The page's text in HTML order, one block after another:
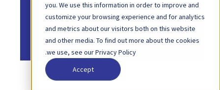
you. We use this information in order to improve and
customize your browsing experience and for analytics
and metrics about our visitors both on this website
and other media. To find out more about the cookies
we use, see our Privacy Policy.
Accept
الصفحة الرئيسية
قاعدة المعرفة
الفوترة الإلكترونية
الصفحة الرئيسية
قاعدة المعرفة